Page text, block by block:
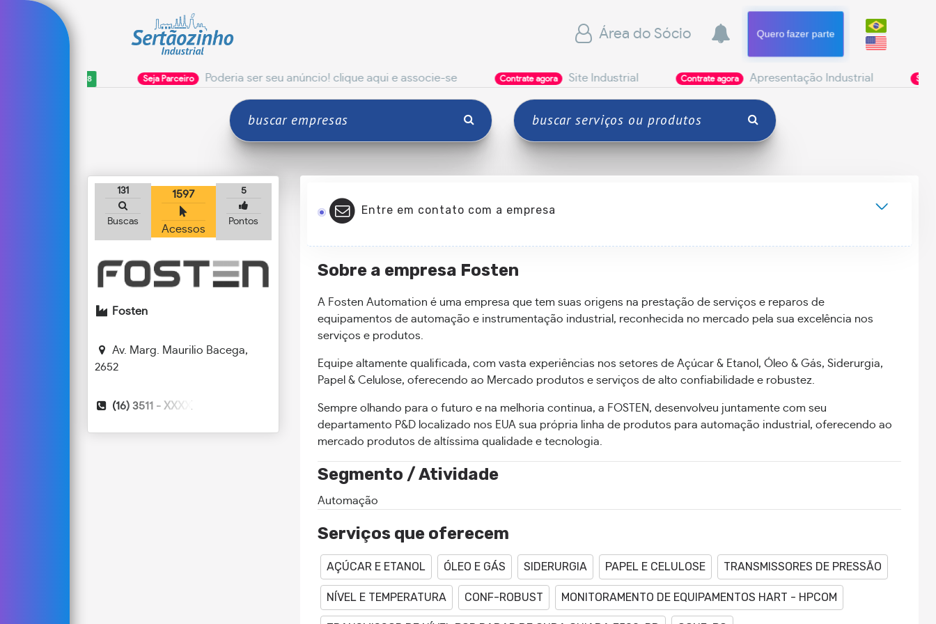
Área do Sócio Quero fazer parte
Seja Parceiro Poderia ser seu anúncio! clique aqui e associe-se Contrate agora Site Industrial Contrate agora Apresentação Industrial Seja Parceiro
131
Buscas
1597
Acessos
5
Pontos
Fosten
Av. Marg. Maurilio Bacega,
2652
(16) 3511 -XXXX
Entre em contato com a empresa
Sobre a empresa Fosten
A Fosten Automation é uma empresa que tem suas origens na prestação de serviços e reparos de
equipamentos de automação e instrumentação industrial, reconhecida no mercado pela sua excelência nos
serviços e produtos.
Equipe altamente qualificada, com vasta experiências nos setores de Açúcar & Etanol, Óleo & Gás, Siderurgia,
Papel & Celulose, oferecendo ao Mercado produtos e serviços de alto confiabilidade e robustez.
Sempre olhando para o futuro e na melhoria continua, a FOSTEN, desenvolveu juntamente com seu
departamento P&D localizado nos EUA sua própria linha de produtos para automação industrial, oferecendo ao
mercado produtos de altíssima qualidade e tecnologia.
Segmento / Atividade
Automação
Serviços que oferecem
AÇÚCAR E ETANOL ÓLEO E GÁS SIDERURGIA PAPEL E CELULOSE TRANSMISSORES DE PRESSÃO
NÍVEL E TEMPERATURA CONF-ROBUST MONITORAMENTO DE EQUIPAMENTOS HART - HPCOM